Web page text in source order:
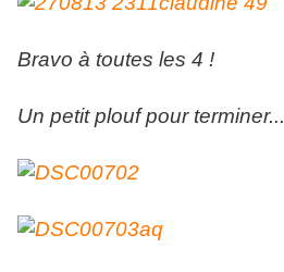
Bravo à toutes les 4 !
Un petit plouf pour terminer...